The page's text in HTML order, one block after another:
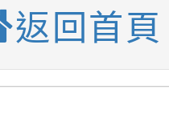
會暨第7屆
動俱樂部營
請踴躍報
席人員公(
(第11招)】
期第7次代
)
(第3招)】
期第9次代
教育中心「
返回首頁